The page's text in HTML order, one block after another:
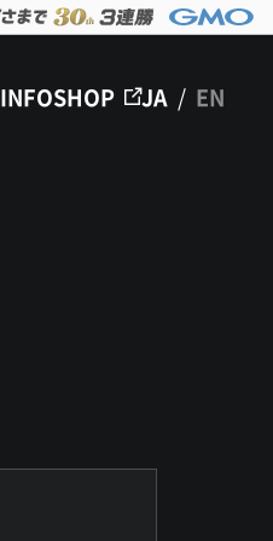
INFOSHOP JA / EN